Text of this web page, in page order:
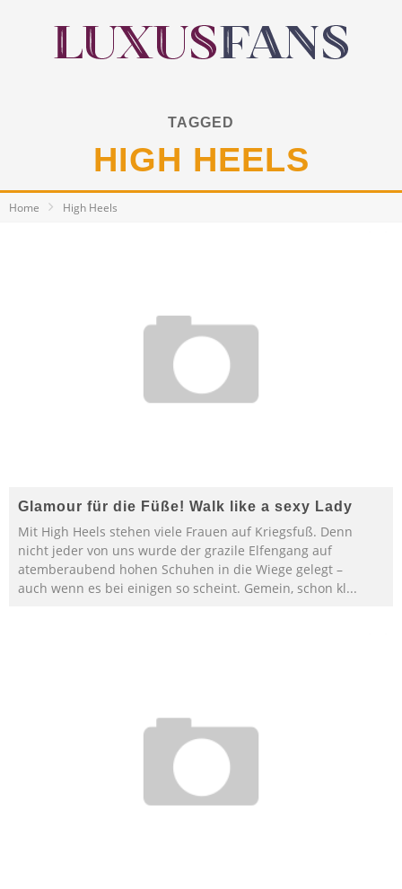
TAGGED
HIGH HEELS
Home High Heels
Glamour für die Füße! Walk like a sexy Lady
Mit High Heels stehen viele Frauen auf Kriegsfuß. Denn
nicht jeder von uns wurde der grazile Elfengang auf
atemberaubend hohen Schuhen in die Wiege gelegt –
auch wenn es bei einigen so scheint. Gemein, schon kl...